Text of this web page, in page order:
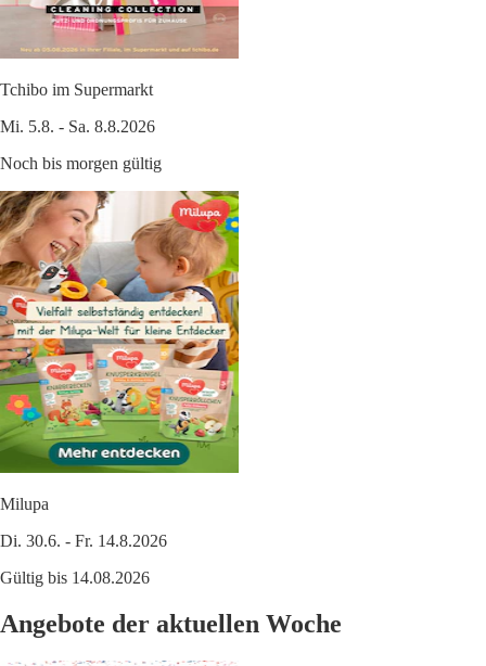
Tchibo im Supermarkt
Mi. 5.8. - Sa. 8.8.2026
Noch bis morgen gültig
Milupa
Di. 30.6. - Fr. 14.8.2026
Gültig bis 14.08.2026
Angebote der aktuellen Woche